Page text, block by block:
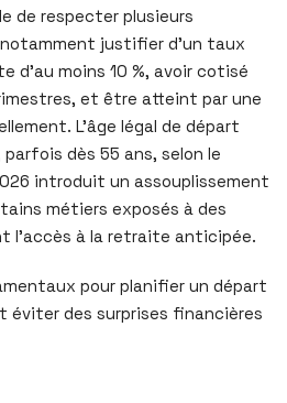
de respecter plusieurs
justifier d’un taux
d’au moins 10 %, avoir cotisé
et être atteint par une
L’âge légal de départ
dès 55 ans, selon le
introduit un assouplissement
métiers exposés à des
l’accès à la retraite anticipée.
pour planifier un départ
des surprises financières